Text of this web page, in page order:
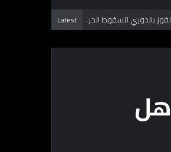
Latest “محمد صـلاح” الجديد